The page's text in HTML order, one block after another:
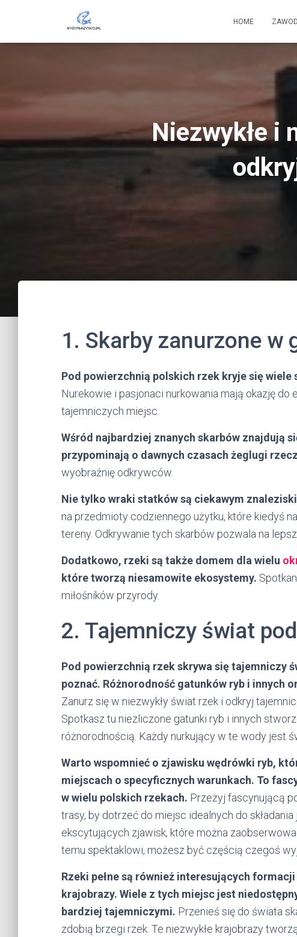
HOME
Niezwykłe i
1. Skarby zanurzone w
Pod powierzchnią polskich rzek kryje się
Nurekowie i pasjonaci nurkowania mają okazję
tajemniczych miejsc.
Wśród najbardziej znanych skarbów znajdują
przypominają o dawnych czasach żeglugi
wyobraźnię odkrywców.
Nie tylko wraki statków są ciekawym
na przedmioty codziennego użytku, które kiedyś
tereny. Odkrywanie tych skarbów pozwala na
Dodatkowo, rzeki są także domem dla wielu
które tworzą niesamowite ekosystemy.
miłośników przyrody.
2. Tajemniczy świat
Pod powierzchnią rzek skrywa się tajemniczy
poznać. Różnorodność gatunków ryb i innych
Zanurz się w niezwykły świat rzek i odkryj
Spotkasz tu niezliczone gatunki ryb i innych
różnorodnością. Każdy nurkujący w te wody jest
Warto wspomnieć o zjawisku wędrówki ryb,
miejscach o specyficznych warunkach. To
w wielu polskich rzekach. Przeżyj fascynującą
trasy, by dotrzeć do miejsc idealnych do
ekscytujących zjawisk, które można
temu spektaklowi, możesz być częścią czegoś
Rzeki pełne są również interesujących
krajobrazy. Wiele z tych miejsc jest
bardziej tajemniczymi. Przenieś się do świata
zdobią brzegi rzek. Te niezwykłe krajobrazy